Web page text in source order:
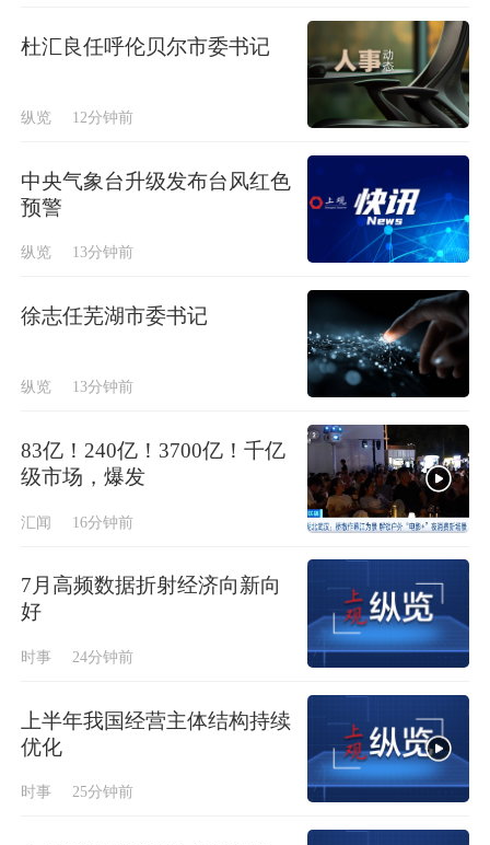
杜汇良任呼伦贝尔市委书记
纵览 12分钟前
中央气象台升级发布台风红色
预警
纵览 13分钟前
徐志任芜湖市委书记
纵览 13分钟前
83亿！240亿！3700亿！千亿
级市场，爆发
汇闻 16分钟前
7月高频数据折射经济向新向
好
时事 24分钟前
上半年我国经营主体结构持续
优化
时事 25分钟前